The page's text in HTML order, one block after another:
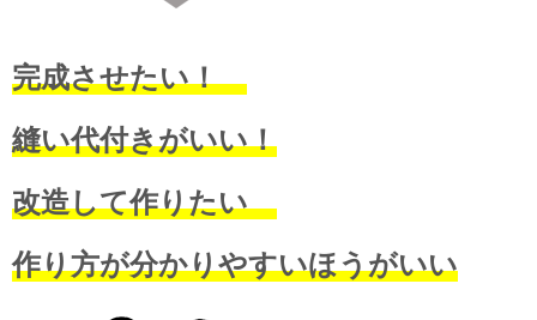
完成させたい！
縫い代付きがいい！
改造して作りたい
作り方が分かりやすいほうがいい